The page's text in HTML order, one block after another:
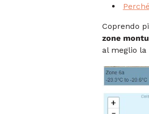
Coprendo
zone
al meglio la